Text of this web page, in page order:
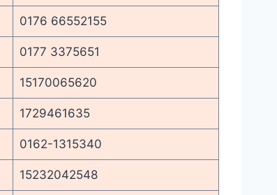
0176 66552155
0177 3375651
15170065620
1729461635
0162-1315340
15232042548